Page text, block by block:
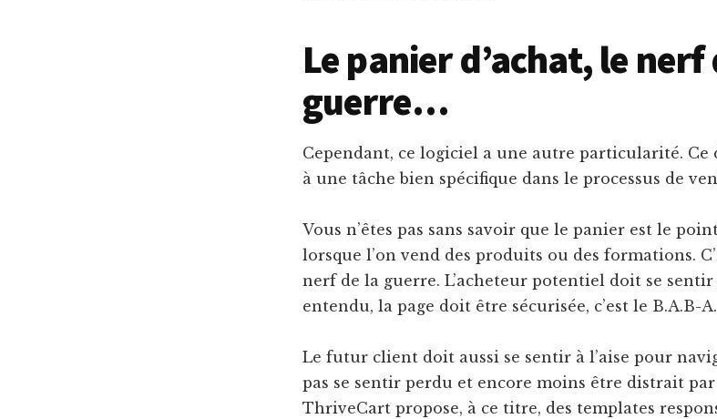
Le panier d’achat, le nerf
guerre…
Cependant, ce logiciel a une autre particularité. Ce
à une tâche bien spécifique dans le processus de
Vous n’êtes pas sans savoir que le panier est le
lorsque l’on vend des produits ou des formations.
nerf de la guerre. L’acheteur potentiel doit se
entendu, la page doit être sécurisée, c’est le B.A.B-A.
Le futur client doit aussi se sentir à l’aise pour
pas se sentir perdu et encore moins être distrait par
ThriveCart propose, à ce titre, des templates